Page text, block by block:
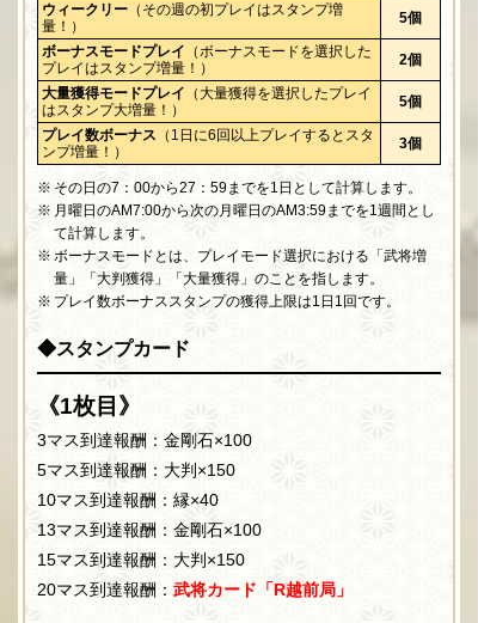
ウィークリー （その週の初プレイはスタンプ増
量！）
5個
ボーナスモードプレイ （ボーナスモードを選択した
プレイはスタンプ増量！）
2個
大量獲得モードプレイ （大量獲得を選択したプレイ
はスタンプ大増量！）
5個
プレイ数ボーナス （1日に6回以上プレイするとスタ
ンプ増量！）
3個
その日の7：00から27：59までを1日として計算します。
月曜日のAM7:00から次の月曜日のAM3:59までを1週間とし
て計算します。
ボーナスモードとは、プレイモード選択における「武将増
量」「大判獲得」「大量獲得」のことを指します。
プレイ数ボーナススタンプの獲得上限は1日1回です。
◆スタンプカード
《1枚目》
3マス到達報酬：金剛石×100
5マス到達報酬：大判×150
10マス到達報酬：縁×40
13マス到達報酬：金剛石×100
15マス到達報酬：大判×150
20マス到達報酬： 武将カード「R越前局」